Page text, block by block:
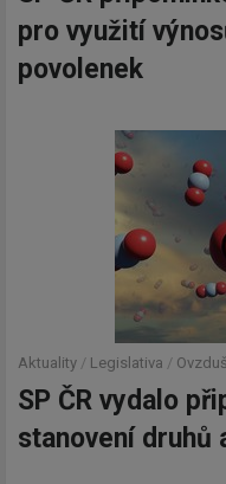
pro využití
povolenek
Aktuality / Legislativa /
SP ČR vydalo
stanovení druhů
Zadejte
budeme